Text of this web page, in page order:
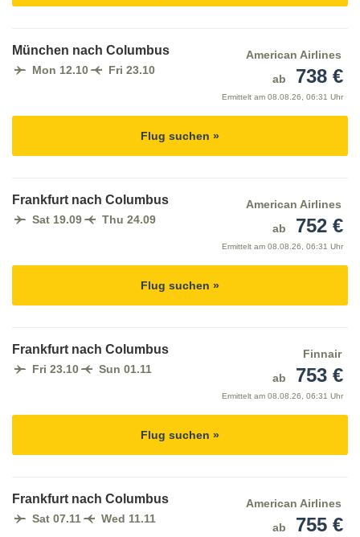
München nach Columbus
Mon 12.10 Fri 23.10
American Airlines
ab
738 €
Ermittelt am 08.08.26, 06:31 Uhr
Flug suchen »
Frankfurt nach Columbus
Sat 19.09 Thu 24.09
American Airlines
ab
752 €
Ermittelt am 08.08.26, 06:31 Uhr
Flug suchen »
Frankfurt nach Columbus
Fri 23.10 Sun 01.11
Finnair
ab
753 €
Ermittelt am 08.08.26, 06:31 Uhr
Flug suchen »
Frankfurt nach Columbus
Sat 07.11 Wed 11.11
American Airlines
ab
755 €